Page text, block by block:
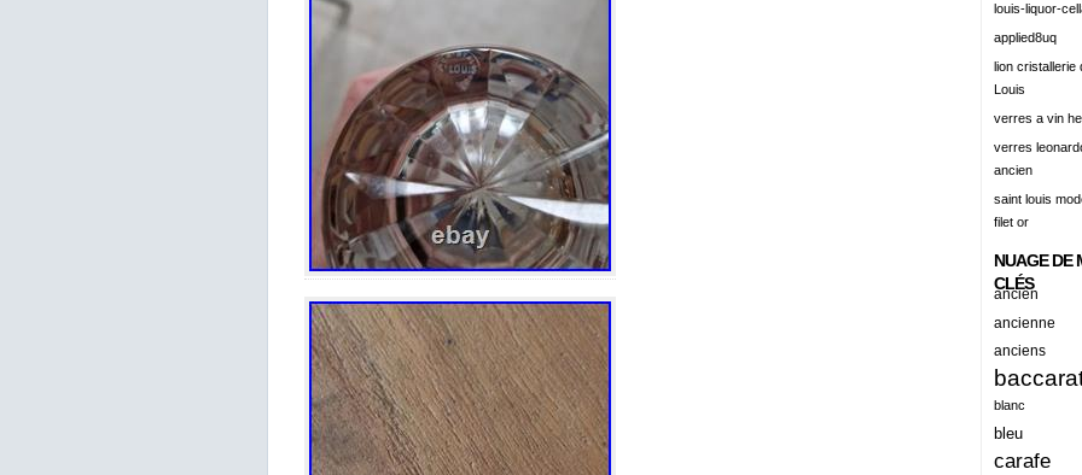
alisation
amazing
america
amiante
ancien
ancienes
ancienne
anciennes
anciens
louis-liquor-
applied8uq
lion cristallerie
Louis
verres a vin
verres
ancien
saint louis
filet or
NUAGE DE
CLÉS
ancien
ancienne
anciens
blanc
bleu
carafe